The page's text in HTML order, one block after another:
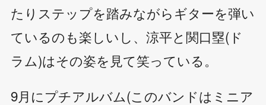
たりステップを踏みながらギターを弾い
ているのも楽しいし、涼平と関口塁(ド
ラム)はその姿を見て笑っている。
9月にプチアルバム(このバンドはミニア